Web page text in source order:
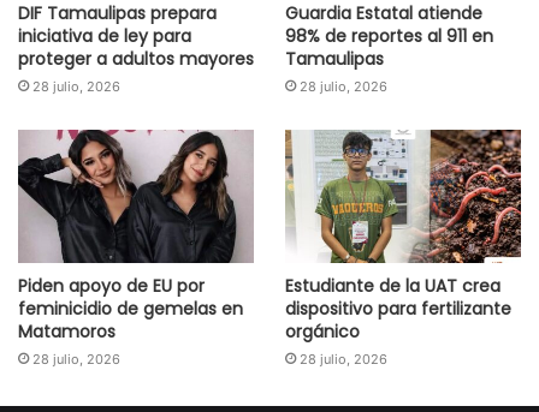
DIF Tamaulipas prepara
iniciativa de ley para
proteger a adultos mayores
28 julio, 2026
Guardia Estatal atiende
98% de reportes al 911 en
Tamaulipas
28 julio, 2026
Piden apoyo de EU por
feminicidio de gemelas en
Matamoros
28 julio, 2026
Estudiante de la UAT crea
dispositivo para fertilizante
orgánico
28 julio, 2026